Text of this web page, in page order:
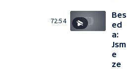
72:54
Bes
ed
a:
Jsm
e
ze